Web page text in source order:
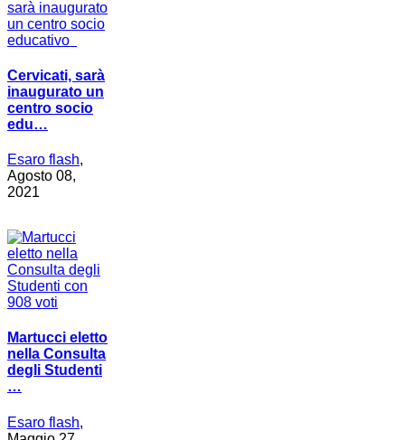
Cervicati, sarà
inaugurato un
centro socio
edu…
Esaro flash,
Agosto 08,
2021
Martucci eletto
nella Consulta
degli Studenti
…
Esaro flash,